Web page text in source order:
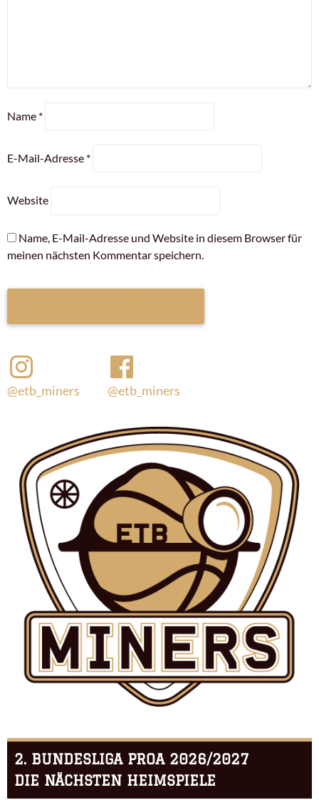
Name *
E-Mail-Adresse *
Website
Name, E-Mail-Adresse und Website in diesem Browser für
meinen nächsten Kommentar speichern.
@etb_miners @etb_miners
2. BUNDESLIGA PROA 2026/2027
DIE NÄCHSTEN HEIMSPIELE